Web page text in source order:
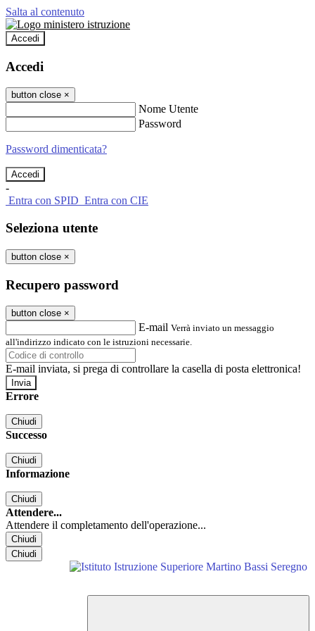
Salta al contenuto
Accedi
Accedi
button close ×
Nome Utente
Password
Password dimenticata?
-
Entra con SPID Entra con CIE
Seleziona utente
button close ×
Recupero password
button close ×
E-mail Verrà inviato un messaggio
all'indirizzo indicato con le istruzioni necessarie.
E-mail inviata, si prega di controllare la casella di posta elettronica!
Errore
Chiudi
Successo
Chiudi
Informazione
Chiudi
Attendere...
Attendere il completamento dell'operazione...
Chiudi
Chiudi